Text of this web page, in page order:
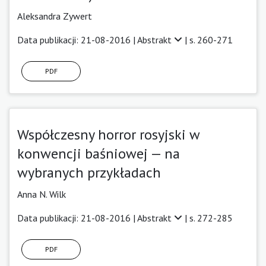
Aleksandra Zywert
Data publikacji: 21-08-2016 | Abstrakt | s. 260-271
PDF
Współczesny horror rosyjski w
konwencji baśniowej — na
wybranych przykładach
Anna N. Wilk
Data publikacji: 21-08-2016 | Abstrakt | s. 272-285
PDF